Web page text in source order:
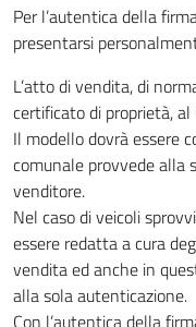
Per l’autentica della
presentarsi
L’atto di vendita, di
certificato di proprietà, al
Il modello dovrà essere
comunale provvede alla
venditore.
Nel caso di veicoli
essere redatta a cura
vendita ed anche in
alla sola autenticazione.
Con l’autentica della